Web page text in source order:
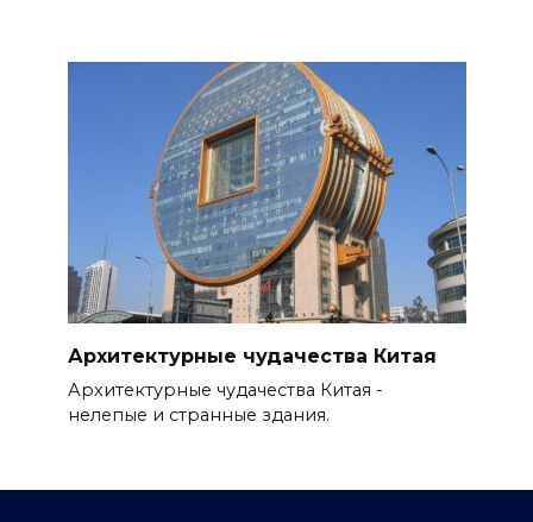
Архитектурные чудачества Китая
Архитектурные чудачества Китая -
нелепые и странные здания.